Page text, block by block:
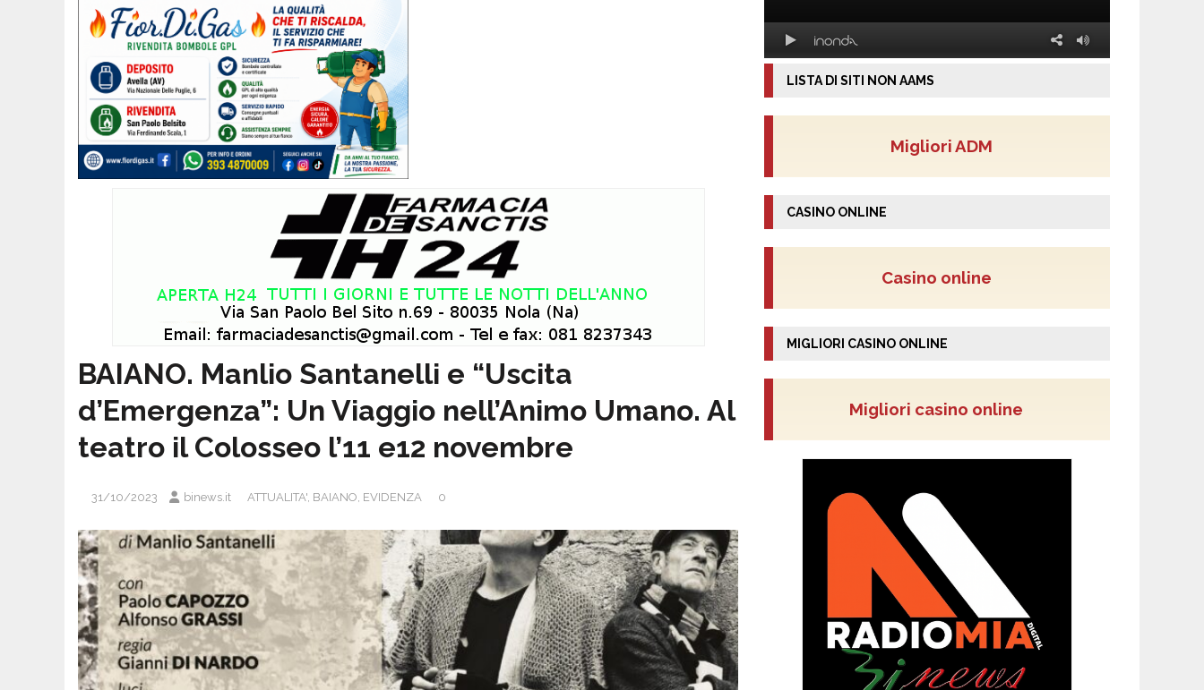
BAIANO. Manlio Santanelli e “Uscita
d’Emergenza”: Un Viaggio nell’Animo Umano. Al
teatro il Colosseo l’11 e12 novembre
31/10/2023 binews.it ATTUALITA', BAIANO, EVIDENZA 0
LISTA DI SITI NON AAMS
Migliori ADM
CASINO ONLINE
Casino online
MIGLIORI CASINO ONLINE
Migliori casino online